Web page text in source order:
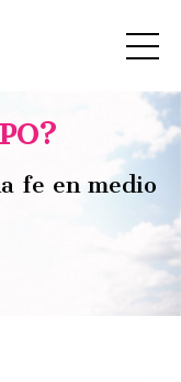
fe en medio